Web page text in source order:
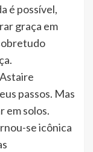
é possível,
graça em
passos. Mas
em solos.
se icônica